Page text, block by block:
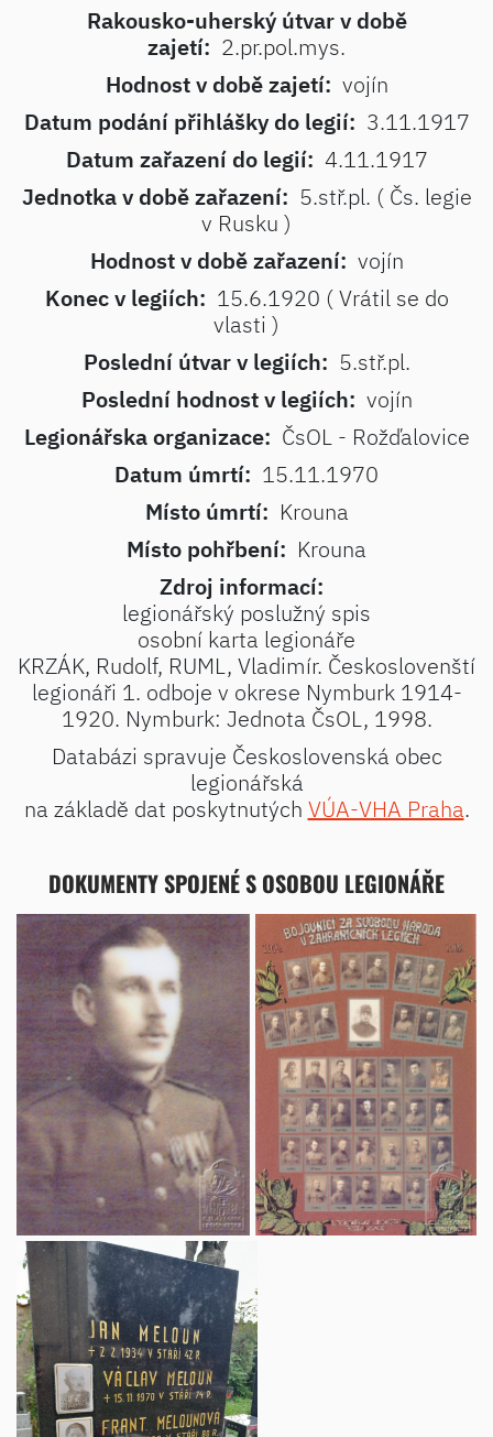
Rakousko-uherský útvar v době
zajetí: 2.pr.pol.mys.
Hodnost v době zajetí: vojín
Datum podání přihlášky do legií: 3.11.1917
Datum zařazení do legií: 4.11.1917
Jednotka v době zařazení: 5.stř.pl. ( Čs. legie
v Rusku )
Hodnost v době zařazení: vojín
Konec v legiích: 15.6.1920 ( Vrátil se do
vlasti )
Poslední útvar v legiích: 5.stř.pl.
Poslední hodnost v legiích: vojín
Legionářska organizace: ČsOL - Rožďalovice
Datum úmrtí: 15.11.1970
Místo úmrtí: Krouna
Místo pohřbení: Krouna
Zdroj informací:
legionářský poslužný spis
osobní karta legionáře
KRZÁK, Rudolf, RUML, Vladimír. Českoslovenští
legionáři 1. odboje v okrese Nymburk 1914-
1920. Nymburk: Jednota ČsOL, 1998.
Databázi spravuje Československá obec
legionářská
na základě dat poskytnutých VÚA-VHA Praha.
DOKUMENTY SPOJENÉ S OSOBOU LEGIONÁŘE